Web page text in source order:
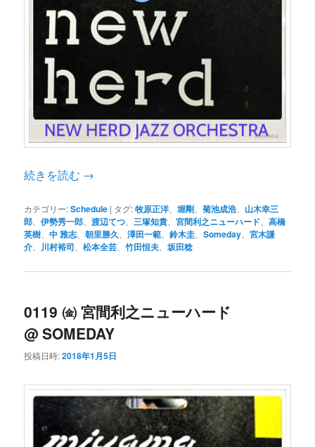
続きを読む →
カテゴリー:Schedule | タグ:牧原正洋、堀剛、菊池成浩、 山木幸三
郎、伊勢秀一郎、渡辺てつ、三塚知貴、宮間利之ニューハード、高橋
英樹、中 雅志、朝里勝久、澤田一範、鈴木圭、Someday、宮木謙
介、 川村裕司、松本全芸、竹田恒夫、坂田稔
0119 ㈮ 宮間利之ニューハード
@ SOMEDAY
投稿日時:2018年1月5日